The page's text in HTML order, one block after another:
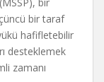
bir taraf
hafifletebilir
desteklemek
zamanı